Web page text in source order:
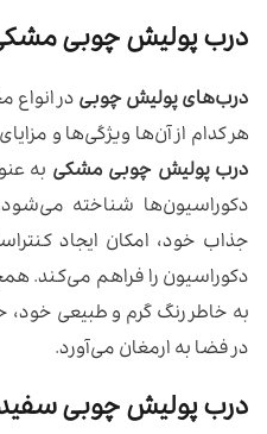
درب پولیش چوبی
درب‌های پولیش چوبیدر
هر کدام از آن‌ها ویژگی‌ها و
درب پولیش چوبی مشکی به
دکوراسیون‌ها شناخته
جذاب خود، امکان ایجاد
دکوراسیون را فراهم می‌کند.
به خاطر رنگ گرم و طبیعی
در فضا به ارمغان می‌آورد.
درب پولیش چوبی